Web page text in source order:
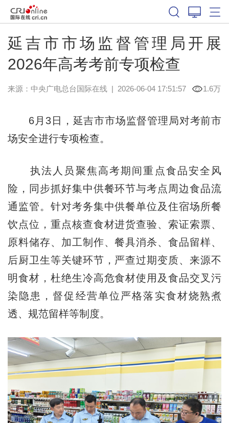
延吉市市场监督管理局开展
2026年高考考前专项检查
来源：中央广电总台国际在线| 2026-06-04 17:51:57 1.6万
6月3日，延吉市市场监督管理局对考前市
场安全进行专项检查。
执法人员聚焦高考期间重点食品安全风
险，同步抓好集中供餐环节与考点周边食品流
通监管。针对考务集中供餐单位及住宿场所餐
饮点位，重点核查食材进货查验、索证索票、
原料储存、加工制作、餐具消杀、食品留样、
后厨卫生等关键环节，严查过期变质、来源不
明食材，杜绝生冷高危食材使用及食品交叉污
染隐患，督促经营单位严格落实食材烧熟煮
透、规范留样等制度。